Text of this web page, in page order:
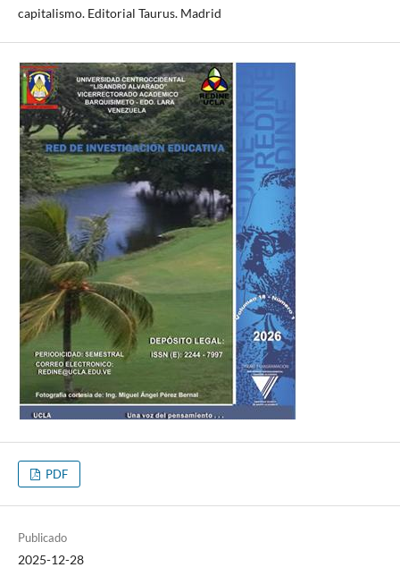
capitalismo. Editorial Taurus. Madrid
PDF
Publicado
2025-12-28